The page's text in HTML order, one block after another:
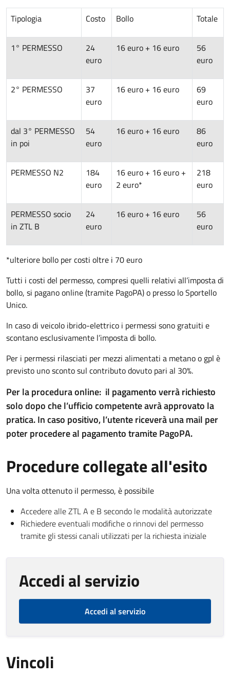
Tipologia Costo Bollo Totale
1° PERMESSO
24
euro
16 euro + 16 euro
56
euro
2° PERMESSO
37
euro
16 euro + 16 euro
69
euro
dal 3° PERMESSO
in poi
54
euro
16 euro + 16 euro
86
euro
PERMESSO N2
184
euro
16 euro + 16 euro +
2 euro*
218
euro
PERMESSO socio
in ZTL B
24
euro
16 euro + 16 euro
56
euro
*ulteriore bollo per costi oltre i 70 euro
Tutti i costi del permesso, compresi quelli relativi all’imposta di
bollo, si pagano online (tramite PagoPA) o presso lo Sportello
Unico.
In caso di veicolo ibrido-elettrico i permessi sono gratuiti e
scontano esclusivamente l’imposta di bollo.
Per i permessi rilasciati per mezzi alimentati a metano o gpl è
previsto uno sconto sul contributo dovuto pari al 30%.
Per la procedura online: il pagamento verrà richiesto
solo dopo che l’ufficio competente avrà approvato la
pratica. In caso positivo, l’utente riceverà una mail per
poter procedere al pagamento tramite PagoPA.
Procedure collegate all'esito
Una volta ottenuto il permesso, è possibile
Accedere alle ZTL A e B secondo le modalità autorizzate
Richiedere eventuali modifiche o rinnovi del permesso
tramite gli stessi canali utilizzati per la richiesta iniziale
Accedi al servizio
Accedi al servizio
Vincoli